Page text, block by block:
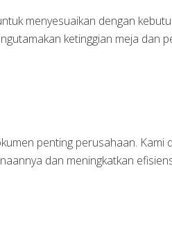
menyesuaikan dengan
ketinggian meja dan
penting perusahaan. Kami
dan meningkatkan